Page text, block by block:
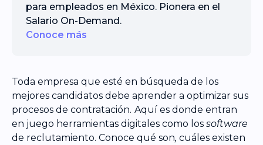
para empleados en México. Pionera en el
Salario On-Demand.
Conoce más
Toda empresa que esté en búsqueda de los
mejores candidatos debe aprender a optimizar sus
procesos de contratación. Aquí es donde entran
en juego herramientas digitales como los software
de reclutamiento. Conoce qué son, cuáles existen